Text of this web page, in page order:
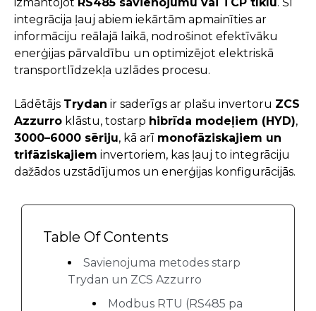
integrācija ļauj abiem iekārtām apmainīties ar
informāciju reālajā laikā, nodrošinot efektīvāku
enerģijas pārvaldību un optimizējot elektriskā
transportlīdzekļa uzlādes procesu.
Lādētājs Trydan ir saderīgs ar plašu invertoru ZCS
Azzurro klāstu, tostarp hibrīda modeļiem (HYD),
3000–6000 sēriju, kā arī monofāziskajiem un
trifāziskajiem invertoriem, kas ļauj to integrāciju
dažādos uzstādījumos un enerģijas konfigurācijās.
Table Of Contents
Savienojuma metodes starp
Trydan un ZCS Azzurro
Modbus RTU (RS485 pa